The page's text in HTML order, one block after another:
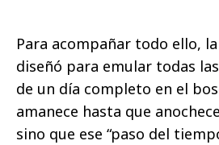
Para acompañar todo ello,
diseñó para emular todas
de un día completo en el
amanece hasta que
sino que ese “paso del